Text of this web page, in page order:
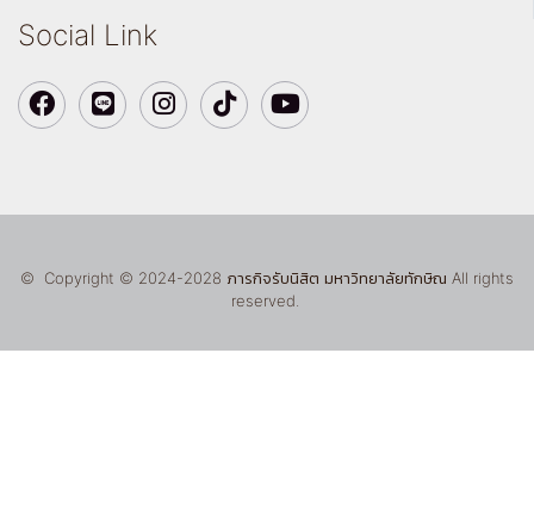
Social Link
© Copyright © 2024-2028 ภารกิจรับนิสิต มหาวิทยาลัยทักษิณ All rights
reserved.